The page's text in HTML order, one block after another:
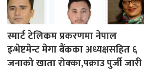
स्मार्ट टेलिकम प्रकरणमा नेपाल
इन्भेष्टमेन्ट मेगा बैंकका अध्यक्षसहित ६
जनाको खाता रोक्का,पक्राउ पुर्जी जारी